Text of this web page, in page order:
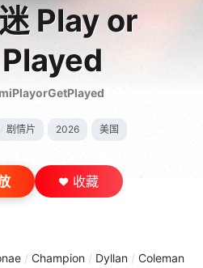
Play or
剧情片 2026 美国
收藏
/ Champion / Dyllan / Coleman